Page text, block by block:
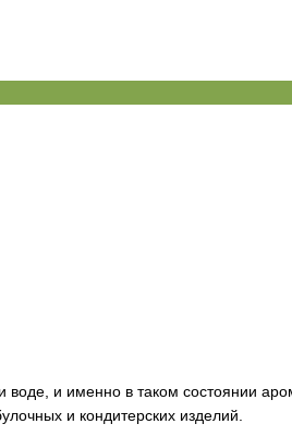
и именно в таком состоянии
и кондитерских изделий.